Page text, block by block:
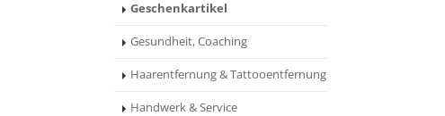
Geschenkartikel
Gesundheit, Coaching
Haarentfernung & Tattooentfernung
Handwerk & Service